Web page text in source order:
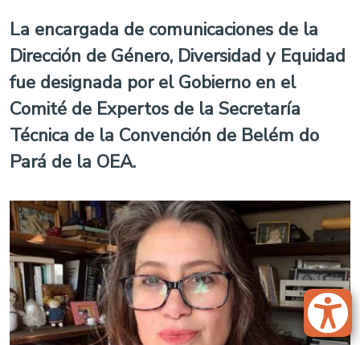
La encargada de comunicaciones de la
Dirección de Género, Diversidad y Equidad
fue designada por el Gobierno en el
Comité de Expertos de la Secretaría
Técnica de la Convención de Belém do
Pará de la OEA.